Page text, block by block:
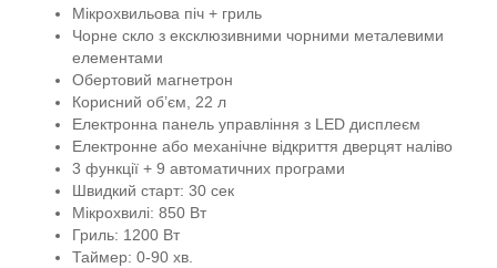
Мікрохвильова піч + гриль
Чорне скло з ексклюзивними чорними металевими
елементами
Обертовий магнетрон
Корисний об’єм, 22 л
Електронна панель управління з LED дисплеєм
Електронне або механічне відкриття дверцят наліво
3 функції + 9 автоматичних програми
Швидкий старт: 30 сек
Мікрохвилі: 850 Вт
Гриль: 1200 Вт
Таймер: 0-90 хв.